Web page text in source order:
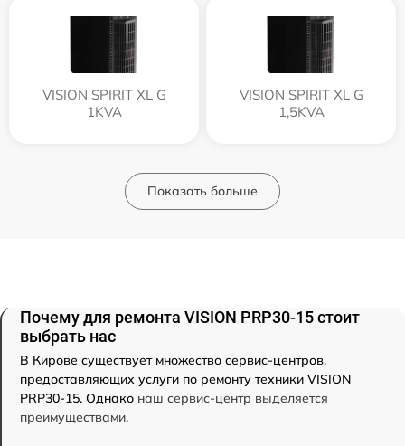
VISION SPIRIT XL G
1KVA
VISION SPIRIT XL G
1,5KVA
Показать больше
Почему для ремонта VISION PRP30-15 стоит
выбрать нас
В Кирове существует множество сервис-центров,
предоставляющих услуги по ремонту техники VISION
PRP30-15. Однако наш сервис-центр выделяется
преимуществами.